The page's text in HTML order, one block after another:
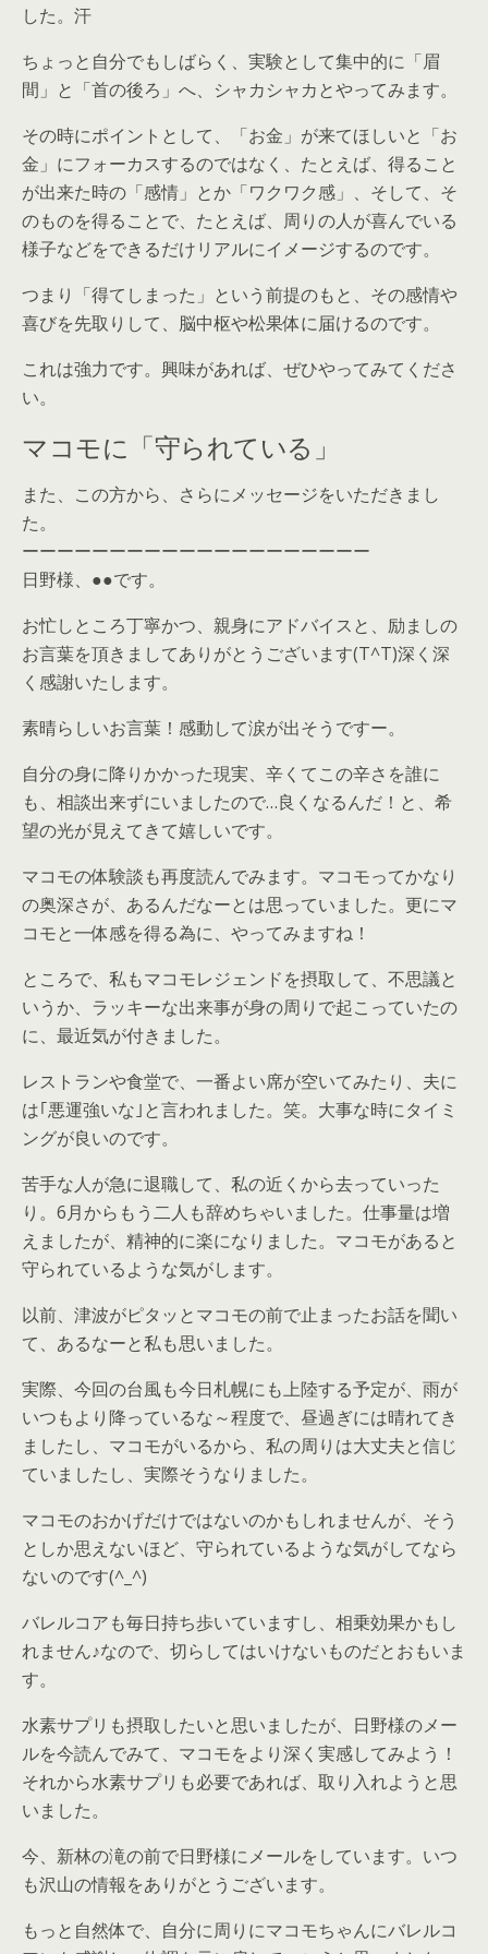
した。汗
ちょっと自分でもしばらく、実験として集中的に「眉
間」と「首の後ろ」へ、シャカシャカとやってみます。
その時にポイントとして、「お金」が来てほしいと「お
金」にフォーカスするのではなく、たとえば、得ること
が出来た時の「感情」とか「ワクワク感」、そして、そ
のものを得ることで、たとえば、周りの人が喜んでいる
様子などをできるだけリアルにイメージするのです。
つまり「得てしまった」という前提のもと、その感情や
喜びを先取りして、脳中枢や松果体に届けるのです。
これは強力です。興味があれば、ぜひやってみてくださ
い。
マコモに「守られている」
また、この方から、さらにメッセージをいただきまし
た。
ーーーーーーーーーーーーーーーーーーーー
日野様、●●です。
お忙しところ丁寧かつ、親身にアドバイスと、励ましの
お言葉を頂きましてありがとうございます(T^T)深く深
く感謝いたします。
素晴らしいお言葉！感動して涙が出そうですー。
自分の身に降りかかった現実、辛くてこの辛さを誰に
も、相談出来ずにいましたので…良くなるんだ！と、希
望の光が見えてきて嬉しいです。
マコモの体験談も再度読んでみます。マコモってかなり
の奥深さが、あるんだなーとは思っていました。更にマ
コモと一体感を得る為に、やってみますね！
ところで、私もマコモレジェンドを摂取して、不思議と
いうか、ラッキーな出来事が身の周りで起こっていたの
に、最近気が付きました。
レストランや食堂で、一番よい席が空いてみたり、夫に
は｢悪運強いな｣と言われました。笑。大事な時にタイミ
ングが良いのです。
苦手な人が急に退職して、私の近くから去っていった
り。6月からもう二人も辞めちゃいました。仕事量は増
えましたが、精神的に楽になりました。マコモがあると
守られているような気がします。
以前、津波がピタッとマコモの前で止まったお話を聞い
て、あるなーと私も思いました。
実際、今回の台風も今日札幌にも上陸する予定が、雨が
いつもより降っているな～程度で、昼過ぎには晴れてき
ましたし、マコモがいるから、私の周りは大丈夫と信じ
ていましたし、実際そうなりました。
マコモのおかげだけではないのかもしれませんが、そう
としか思えないほど、守られているような気がしてなら
ないのです(^_^)
バレルコアも毎日持ち歩いていますし、相乗効果かもし
れません♪なので、切らしてはいけないものだとおもいま
す。
水素サプリも摂取したいと思いましたが、日野様のメー
ルを今読んでみて、マコモをより深く実感してみよう！
それから水素サプリも必要であれば、取り入れようと思
いました。
今、新林の滝の前で日野様にメールをしています。いつ
も沢山の情報をありがとうございます。
もっと自然体で、自分に周りにマコモちゃんにバレルコ